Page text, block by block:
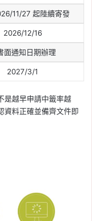
11/27 起陸續寄發
2026/12/16
面通知日期辦理
2027/3/1
是越早申請中籤率越
資料正確並備齊文件即